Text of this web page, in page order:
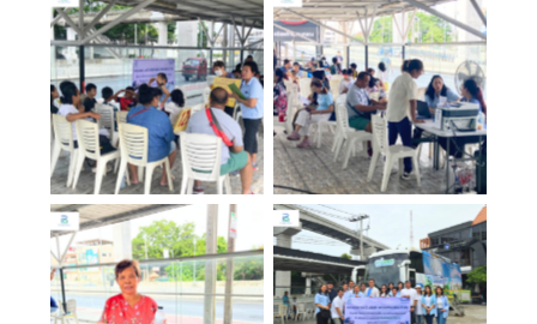
No Caption No Caption
No Caption
No Caption